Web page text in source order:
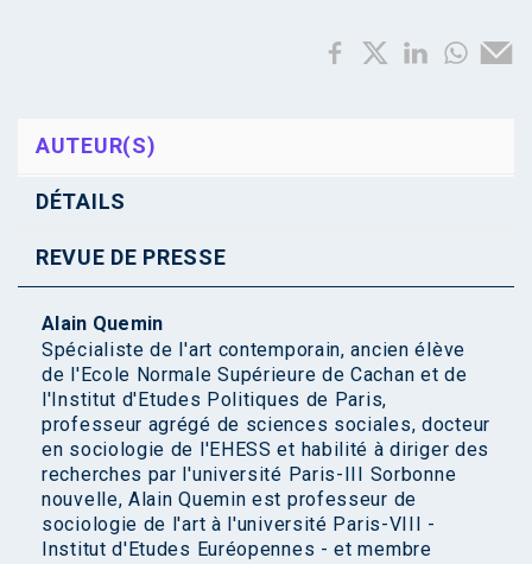
AUTEUR(S)
DÉTAILS
REVUE DE PRESSE
Alain Quemin
Spécialiste de l'art contemporain, ancien élève
de l'Ecole Normale Supérieure de Cachan et de
l'Institut d'Etudes Politiques de Paris,
professeur agrégé de sciences sociales, docteur
en sociologie de l'EHESS et habilité à diriger des
recherches par l'université Paris-III Sorbonne
nouvelle, Alain Quemin est professeur de
sociologie de l'art à l'université Paris-VIII -
Institut d'Etudes Euréopennes - et membre